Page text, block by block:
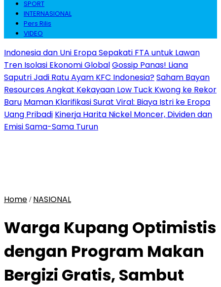
SPORT
INTERNASIONAL
Pers Rilis
VIDEO
Indonesia dan Uni Eropa Sepakati FTA untuk Lawan
Tren Isolasi Ekonomi GlobalGossip Panas! Liana
Saputri Jadi Ratu Ayam KFC Indonesia?Saham Bayan
Resources Angkat Kekayaan Low Tuck Kwong ke Rekor
Baru Maman Klarifikasi Surat Viral: Biaya Istri ke Eropa
Uang Pribadi Kinerja Harita Nickel Moncer, Dividen dan
Emisi Sama-Sama Turun
Home / NASIONAL
Warga Kupang Optimistis
dengan Program Makan
Bergizi Gratis, Sambut